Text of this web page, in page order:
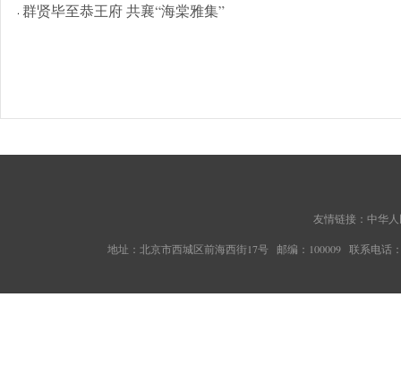
· 群贤毕至恭王府 共襄“海棠雅集”
友情链接： 中华
地址：北京市西城区前海西街17号 邮编：100009 联系电话